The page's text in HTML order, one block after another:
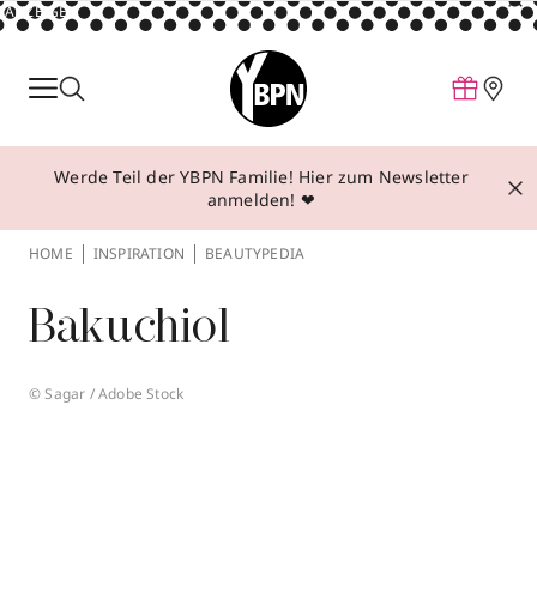
ANZEIGE
Parfum
Make-up
Behandlungen
Über YBPN
Aktionen
Werde Teil der YBPN Familie! Hier zum Newsletter
anmelden! ❤
HOME INSPIRATION BEAUTYPEDIA
Bakuchiol
© Sagar / Adobe Stock